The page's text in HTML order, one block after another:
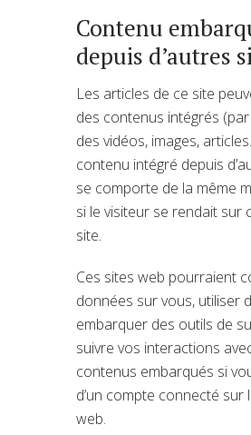
Contenu
depuis d’autres
Les articles de ce site
des contenus intégrés
des vidéos, images,
contenu intégré depuis
se comporte de la même
si le visiteur se rendait sur
site.
Ces sites web pourraient
données sur vous, utiliser
embarquer des outils de
suivre vos interactions
contenus embarqués si
d’un compte connecté sur
web.